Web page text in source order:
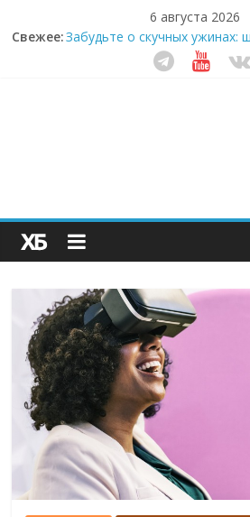
6 августа 2026
Свежее:Забудьте о скучных ужинах:
которое видит вашу еду
Небо зовёт: как бизнес на
Секрет супергидратации:
пребиотиками становится
здорового питания